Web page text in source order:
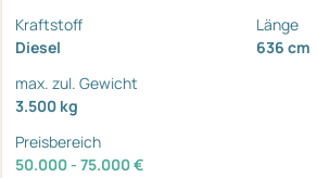
Kraftstoff
Diesel
Länge
636 cm
max. zul. Gewicht
3.500 kg
Preisbereich
50.000 - 75.000 €